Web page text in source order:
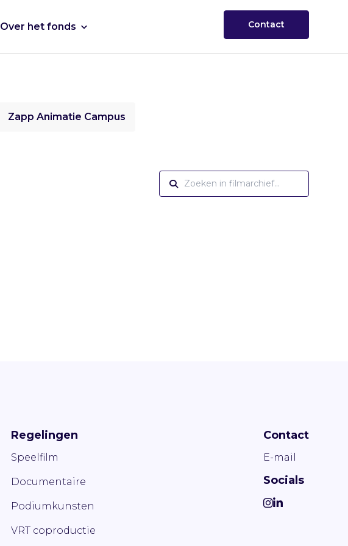
Over het fonds Contact
Zapp Animatie Campus
Regelingen
Speelfilm
Documentaire
Podiumkunsten
VRT coproductie
Contact
E-mail
Socials